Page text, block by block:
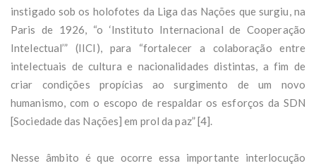
instigado sob os holofotes da Liga das Nações que surgiu, na
Paris de 1926, “o ‘Instituto Internacional de Cooperação
Intelectual’” (IICI), para “fortalecer a colaboração entre
intelectuais de cultura e nacionalidades distintas, a fim de
criar condições propícias ao surgimento de um novo
humanismo, com o escopo de respaldar os esforços da SDN
[Sociedade das Nações] em prol da paz” [4].
Nesse âmbito é que ocorre essa importante interlocução